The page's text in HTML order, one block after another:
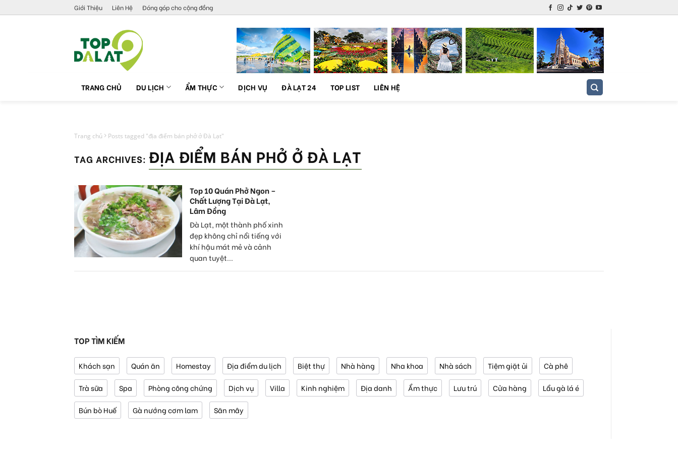
to
Giới Thiệu Liên Hệ Đóng góp cho cộng đồng
TRANG CHỦ DU LỊCH ẨM THỰC DỊCH VỤ ĐÀ LẠT 24 TOP LIST LIÊN HỆ
Trang chủ Posts tagged "địa điểm bán phở ở Đà Lạt"
TAG ARCHIVES: ĐỊA ĐIỂM BÁN PHỞ Ở ĐÀ LẠT
Top 10 Quán Phở Ngon –
Chất Lượng Tại Đà Lạt,
Lâm Đồng
Đà Lạt, một thành phố xinh
đẹp không chỉ nổi tiếng với
khí hậu mát mẻ và cảnh
quan tuyệt...
TOP TÌM KIẾM
Khách sạn Quán ăn Homestay Địa điểm du lịch Biệt thự Nhà hàng Nha khoa Nhà sách Tiệm giặt ủi Cà phê
Trà sữa Spa Phòng công chứng Dịch vụ Villa Kinh nghiệm Địa danh Ẩm thực Lưu trú Cửa hàng Lẩu gà lá é
Bún bò Huế Gà nướng cơm lam Săn mây